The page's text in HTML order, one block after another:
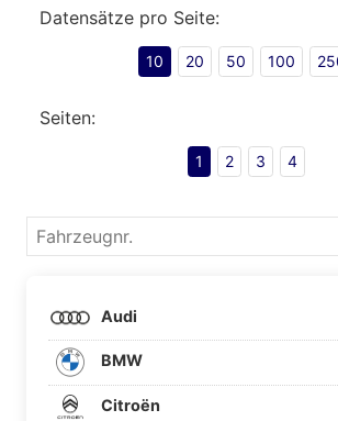
Datensätze pro Seite:
10 20 50 100
Seiten:
1 2 3 4
Fahrzeugnr.
Audi
BMW
Citroën